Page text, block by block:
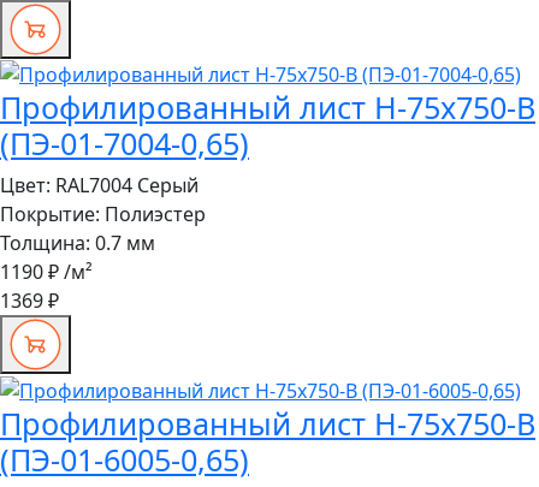
Профилированный лист Н-75x750-B
(ПЭ-01-7004-0,65)
Цвет: RAL7004 Серый
Покрытие: Полиэстер
Толщина: 0.7 мм
1190 ₽/м²
1369 ₽
Профилированный лист Н-75x750-B
(ПЭ-01-6005-0,65)